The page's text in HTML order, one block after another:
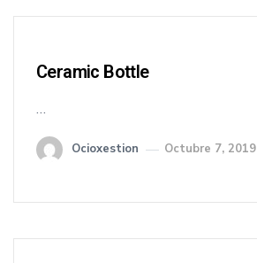
Ceramic Bottle
…
Ocioxestion Octubre 7, 2019